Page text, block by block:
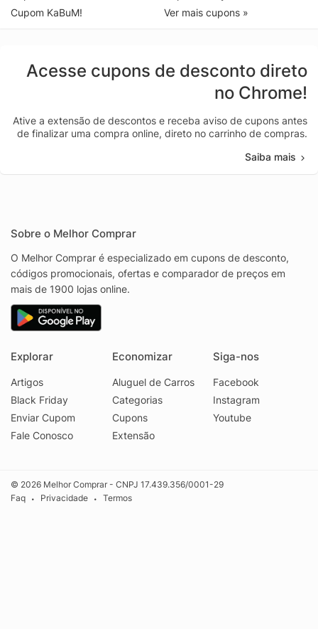
Cupom KaBuM!
Ver mais cupons »
Acesse cupons de desconto direto
no Chrome!
Ative a extensão de descontos e receba aviso de cupons antes
de finalizar uma compra online, direto no carrinho de compras.
Saiba mais
Sobre o Melhor Comprar
O Melhor Comprar é especializado em cupons de desconto,
códigos promocionais, ofertas e comparador de preços em
mais de 1900 lojas online.
Explorar
Artigos
Black Friday
Enviar Cupom
Fale Conosco
Economizar
Aluguel de Carros
Categorias
Cupons
Extensão
Siga-nos
Facebook
Instagram
Youtube
© 2026 Melhor Comprar - CNPJ 17.439.356/0001-29
Faq
• Privacidade • Termos